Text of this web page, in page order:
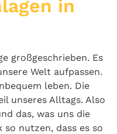
in
großgeschrieben. Es
Welt aufpassen.
leben. Die
unseres Alltags. Also
das, was uns die
nutzen, dass es so